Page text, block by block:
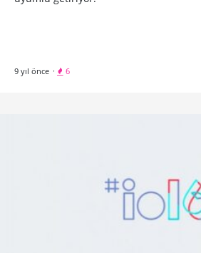
9 yıl önce · 6